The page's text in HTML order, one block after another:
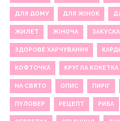
ДЛЯ ДОМУ ДЛЯ ЖІНОК
ЖИЛЕТ ЖІНОЧА ЗАКУСКА
ЗДОРОВЕ ХАРЧУВАННЯ
КОФТОЧКА КРУГЛА КОКЕТКА
НА СВЯТО ОПИС ПИРІГ
ПУЛОВЕР РЕЦЕПТ РИБА